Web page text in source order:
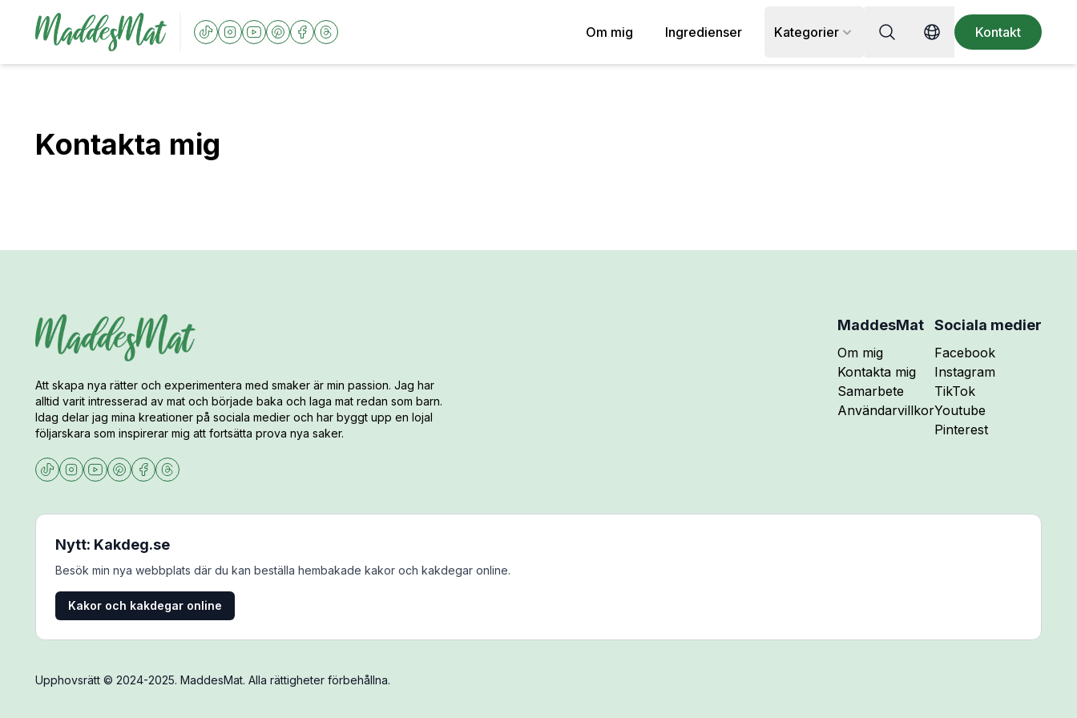
Om mig Ingredienser Kategorier Sök efter recept, ingrediens
Switch language
Kontakt
Kontakta mig
Att skapa nya rätter och experimentera med smaker är min passion. Jag har
alltid varit intresserad av mat och började baka och laga mat redan som barn.
Idag delar jag mina kreationer på sociala medier och har byggt upp en lojal
följarskara som inspirerar mig att fortsätta prova nya saker.
MaddesMat
Om mig
Kontakta mig
Samarbete
Användarvillkor
Sociala medier
Följ mig på
Facebook
Följ mig på
Instagram
Följ mig på
TikTok
Följ mig på
Youtube
Följ mig på
Pinterest
Nytt: Kakdeg.se
Besök min nya webbplats där du kan beställa hembakade kakor och kakdegar online.
Kakor och kakdegar online
Upphovsrätt © 2024-2025. MaddesMat. Alla rättigheter förbehållna.